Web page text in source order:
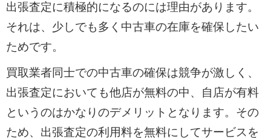
出張査定に積極的になるのには理由があります。
それは、少しでも多く中古車の在庫を確保したい
ためです。
買取業者同士での中古車の確保は競争が激しく、
出張査定においても他店が無料の中、自店が有料
というのはかなりのデメリットとなります。その
ため、出張査定の利用料を無料にしてサービスを